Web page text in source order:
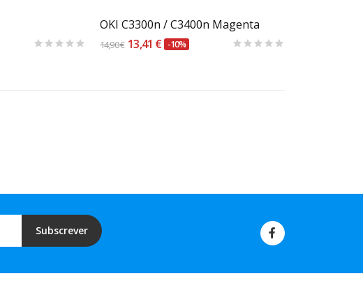
OKI C3300n / C3400n Magenta
14,90 € 13,41 € -10%
Subscrever